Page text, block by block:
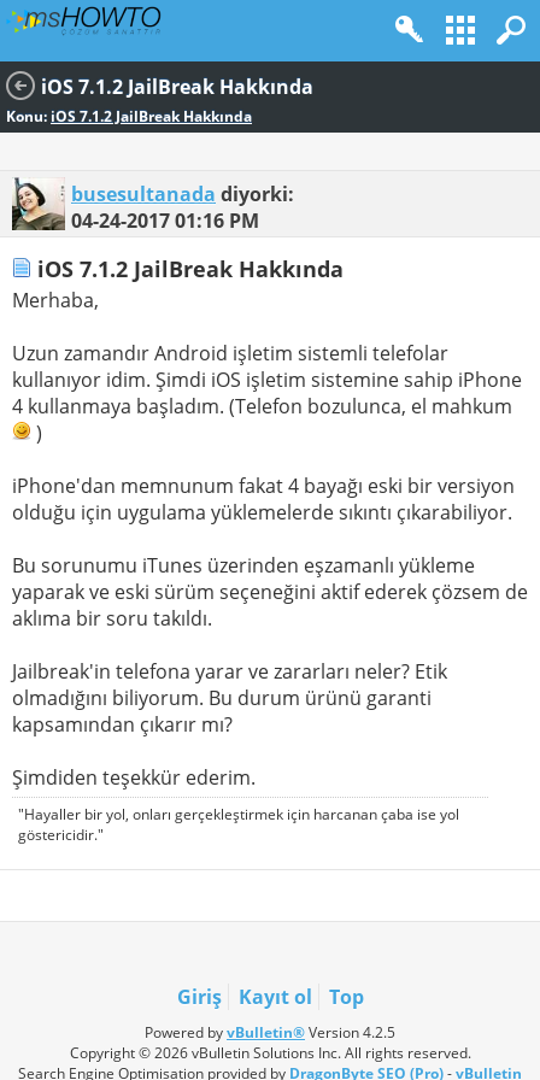
iOS 7.1.2 JailBreak Hakkında
Konu: iOS 7.1.2 JailBreak Hakkında
busesultanada diyorki:
04-24-201701:16 PM
iOS 7.1.2 JailBreak Hakkında
Merhaba,
Uzun zamandır Android işletim sistemli telefolar
kullanıyor idim. Şimdi iOS işletim sistemine sahip iPhone
4 kullanmaya başladım. (Telefon bozulunca, el mahkum
)
iPhone'dan memnunum fakat 4 bayağı eski bir versiyon
olduğu için uygulama yüklemelerde sıkıntı çıkarabiliyor.
Bu sorunumu iTunes üzerinden eşzamanlı yükleme
yaparak ve eski sürüm seçeneğini aktif ederek çözsem de
aklıma bir soru takıldı.
Jailbreak'in telefona yarar ve zararları neler? Etik
olmadığını biliyorum. Bu durum ürünü garanti
kapsamından çıkarır mı?
Şimdiden teşekkür ederim.
"Hayaller bir yol, onları gerçekleştirmek için harcanan çaba ise yol
göstericidir."
Giriş Kayıt ol Top
Powered byvBulletin®Version 4.2.5
Copyright © 2026 vBulletin Solutions Inc. All rights reserved.
Search Engine Optimisation provided by DragonByte SEO (Pro)-vBulletin